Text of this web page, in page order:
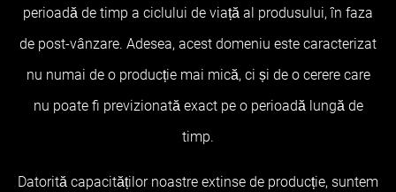
perioadă de timp a ciclului de viață al produsului, în faza
de post-vânzare. Adesea, acest domeniu este caracterizat
nu numai de o producție mai mică, ci și de o cerere care
nu poate fi previzionată exact pe o perioadă lungă de
timp.
Datorită capacităților noastre extinse de producție, suntem